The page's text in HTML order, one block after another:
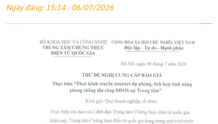
Ngày đăng: 15:14 - 06/07/2026